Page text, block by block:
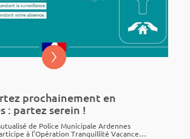
prochainement en
: partez serein !
de Police Muni­ci­pale Ardennes
à l’Opéra­tion Tranquillité Vacances